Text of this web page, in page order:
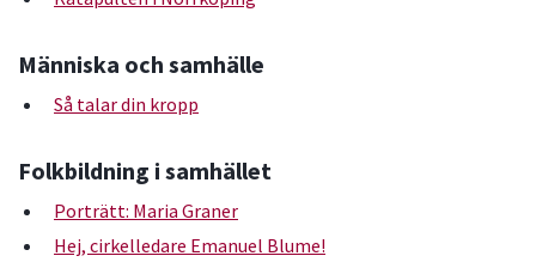
Människa och samhälle
Så talar din kropp
Folkbildning i samhället
Porträtt: Maria Graner
Hej, cirkelledare Emanuel Blume!